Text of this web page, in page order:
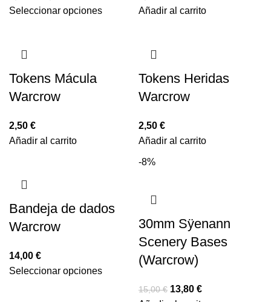
Seleccionar opciones
Añadir al carrito
Tokens Mácula
Warcrow
2,50 €
Añadir al carrito
Tokens Heridas
Warcrow
2,50 €
Añadir al carrito
Bandeja de dados
Warcrow
14,00 €
Seleccionar opciones
-8%
30mm Sÿenann
Scenery Bases
(Warcrow)
15,00€ 13,80 €